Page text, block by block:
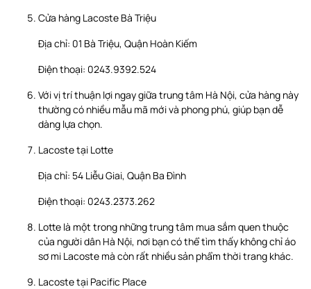
Cửa hàng Lacoste Bà Triệu
Địa chỉ: 01 Bà Triệu, Quận Hoàn Kiếm
Điện thoại: 0243.9392.524
Với vị trí thuận lợi ngay giữa trung tâm Hà Nội, cửa hàng này
thường có nhiều mẫu mã mới và phong phú, giúp bạn dễ
dàng lựa chọn.
Lacoste tại Lotte
Địa chỉ: 54 Liễu Giai, Quận Ba Đình
Điện thoại: 0243.2373.262
Lotte là một trong những trung tâm mua sắm quen thuộc
của người dân Hà Nội, nơi bạn có thể tìm thấy không chỉ áo
sơ mi Lacoste mà còn rất nhiều sản phẩm thời trang khác.
Lacoste tại Pacific Place